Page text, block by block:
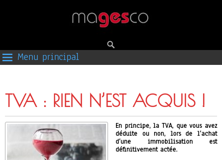
Menu principal
TVA : RIEN N’EST ACQUIS !
En principe, la TVA, que vous avez
déduite ou non, lors de l’achat
d’une immobilisation est
définitivement actée.